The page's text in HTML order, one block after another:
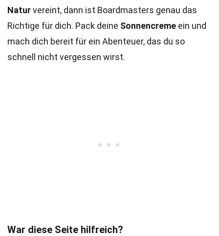
Naturvereint, dann ist Boardmasters genau das
Richtige für dich. Pack deine Sonnencreme ein und
mach dich bereit für ein Abenteuer, das du so
schnell nicht vergessen wirst.
War diese Seite hilfreich?